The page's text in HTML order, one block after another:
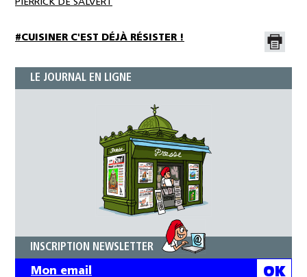
PIERRICK DE SALVERT
#CUISINER C'EST DÉJÀ RÉSISTER !
LE JOURNAL EN LIGNE
INSCRIPTION NEWSLETTER